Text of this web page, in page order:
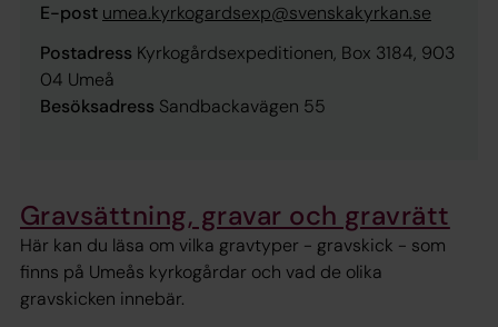
E-post umea.kyrkogardsexp@svenskakyrkan.se
Postadress Kyrkogårdsexpeditionen, Box 3184, 903
04 Umeå
Besöksadress Sandbackavägen 55
Gravsättning, gravar och gravrätt
Här kan du läsa om vilka gravtyper - gravskick - som
finns på Umeås kyrkogårdar och vad de olika
gravskicken innebär.